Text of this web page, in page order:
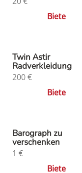
Biete
Twin Astir
Radverkleidung
200€
Biete
Barograph zu
verschenken
1 €
Biete